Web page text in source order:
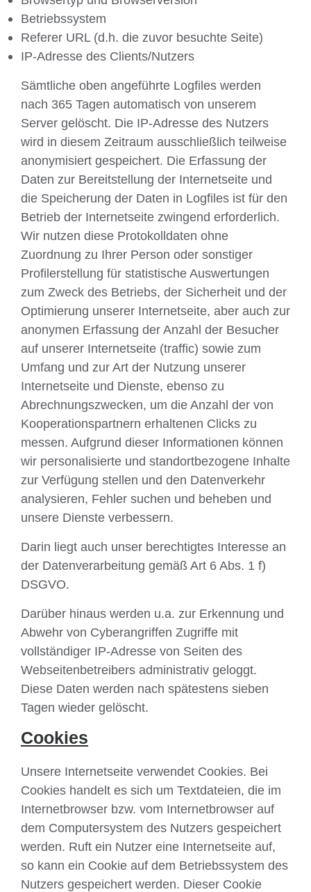
Betriebssystem
Referer URL (d.h. die zuvor besuchte Seite)
IP-Adresse des Clients/Nutzers
Sämtliche oben angeführte Logfiles werden
nach 365 Tagen automatisch von unserem
Server gelöscht. Die IP-Adresse des Nutzers
wird in diesem Zeitraum ausschließlich teilweise
anonymisiert gespeichert. Die Erfassung der
Daten zur Bereitstellung der Internetseite und
die Speicherung der Daten in Logfiles ist für den
Betrieb der Internetseite zwingend erforderlich.
Wir nutzen diese Protokolldaten ohne
Zuordnung zu Ihrer Person oder sonstiger
Profilerstellung für statistische Auswertungen
zum Zweck des Betriebs, der Sicherheit und der
Optimierung unserer Internetseite, aber auch zur
anonymen Erfassung der Anzahl der Besucher
auf unserer Internetseite (traffic) sowie zum
Umfang und zur Art der Nutzung unserer
Internetseite und Dienste, ebenso zu
Abrechnungszwecken, um die Anzahl der von
Kooperationspartnern erhaltenen Clicks zu
messen. Aufgrund dieser Informationen können
wir personalisierte und standortbezogene Inhalte
zur Verfügung stellen und den Datenverkehr
analysieren, Fehler suchen und beheben und
unsere Dienste verbessern.
Darin liegt auch unser berechtigtes Interesse an
der Datenverarbeitung gemäß Art 6 Abs. 1 f)
DSGVO.
Darüber hinaus werden u.a. zur Erkennung und
Abwehr von Cyberangriffen Zugriffe mit
vollständiger IP-Adresse von Seiten des
Webseitenbetreibers administrativ geloggt.
Diese Daten werden nach spätestens sieben
Tagen wieder gelöscht.
Cookies
Unsere Internetseite verwendet Cookies. Bei
Cookies handelt es sich um Textdateien, die im
Internetbrowser bzw. vom Internetbrowser auf
dem Computersystem des Nutzers gespeichert
werden. Ruft ein Nutzer eine Internetseite auf,
so kann ein Cookie auf dem Betriebssystem des
Nutzers gespeichert werden. Dieser Cookie